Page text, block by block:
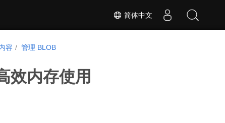
简体中文
容 管理 BLOB
效内存使用